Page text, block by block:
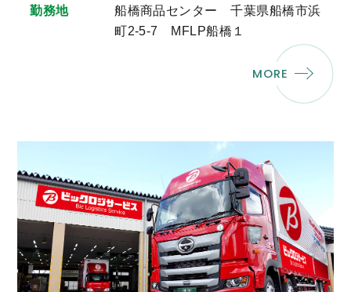
勤務地
船橋商品センター 千葉県船橋市浜
町2-5-7 MFLP船橋１
MORE